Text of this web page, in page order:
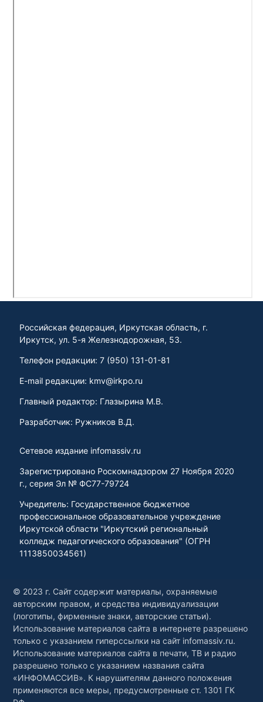
Российская федерация, Иркутская область, г.
Иркутск, ул. 5-я Железнодорожная, 53.
Телефон редакции: 7 (950) 131-01-81
E-mail редакции: kmv@irkpo.ru
Главный редактор: Глазырина М.В.
Разработчик: Ружников В.Д.
Сетевое издание infomassiv.ru
Зарегистрировано Роскомнадзором 27 Ноября 2020
г., серия Эл № ФС77-79724
Учредитель: Государственное бюджетное
профессиональное образовательное учреждение
Иркутской области "Иркутский региональный
колледж педагогического образования" (ОГРН
1113850034561)
© 2023 г. Сайт содержит материалы, охраняемые
авторским правом, и средства индивидуализации
(логотипы, фирменные знаки, авторские статьи).
Использование материалов сайта в интернете разрешено
только с указанием гиперссылки на сайт infomassiv.ru.
Использование материалов сайта в печати, ТВ и радио
разрешено только с указанием названия сайта
«ИНФОМАССИВ». К нарушителям данного положения
применяются все меры, предусмотренные ст. 1301 ГК